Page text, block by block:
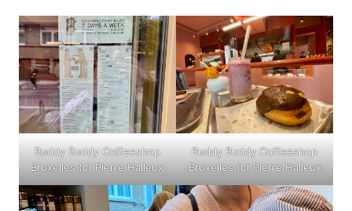
Buddy Buddy Coffeeshop
Bruxelles (c) Pierre Halleux
Buddy Buddy Coffeeshop
Bruxelles (c) Pierre Halleux